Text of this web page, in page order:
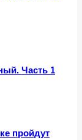
Часть 1
пройдут